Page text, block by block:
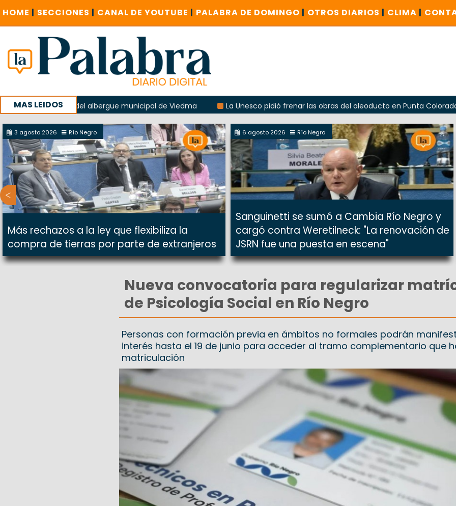
HOME | SECCIONES | CANAL DE YOUTUBE | PALABRA DE DOMINGO | OTROS DIARIOS | CLIMA |
MAS LEIDOSdel albergue municipal de Viedma La Unesco pidió frenar las obras del oleoducto en Punta Colorada
con un encuentro provincial en Roca
3 agosto 2026 Río Negro
Más rechazos a la ley que flexibiliza la
compra de tierras por parte de extranjeros
6 agosto 2026 Río Negro
Sanguinetti se sumó a Cambia Río Negro y
cargó contra Weretilneck: "La renovación de
JSRN fue una puesta en escena"
Nueva convocatoria para regularizar
de Psicología Social en Río Negro
Personas con formación previa en ámbitos no formales podrán
interés hasta el 19 de junio para acceder al tramo complementario que
matriculación